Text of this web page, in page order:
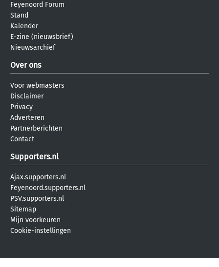
Feyenoord Forum
Stand
Kalender
E-zine (nieuwsbrief)
Nieuwsarchief
Over ons
Voor webmasters
Disclaimer
Privacy
Adverteren
Partnerberichten
Contact
Supporters.nl
Ajax.supporters.nl
Feyenoord.supporters.nl
PSV.supporters.nl
Sitemap
Mijn voorkeuren
Cookie-instellingen